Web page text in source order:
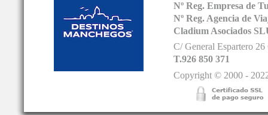
Nº Reg. Empresa de
Nº Reg. Agencia de
Cladium Asociados
C/ General Espartero
T.926 850 371
Copyright © 2000 -